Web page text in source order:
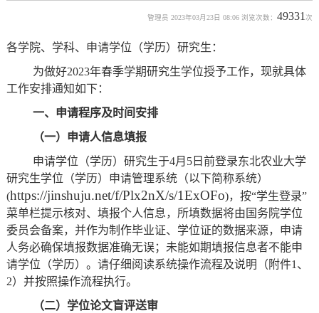
管理员 2023年03月23日 08:06 浏览次数：49331 次
各学院、学科、申请学位（学历）研究生：
为做好2023年春季学期研究生学位授予工作，现就具体
工作安排通知如下：
一、 申请程序及时间安排
（一） 申请人信息填报
申请学位（学历）研究生于4月5日前登录东北农业大学
研究生学位（学历）申请管理系统（以下简称系统）
(https://jinshuju.net/f/Plx2nX/s/1ExOFo)，按“学生登录”
菜单栏提示核对、 填报个人信息，所填数据将由国务院学位
委员会备案，并作为制作毕业证、学位证的数据来源，申请
人务必确保填报数据准确无误；未能如期填报信息者不能申
请学位（学历）。 请仔细阅读系统操作流程及说明 （ 附件1、
2） 并按照操作流程执行。
（二）学位论文盲评送审